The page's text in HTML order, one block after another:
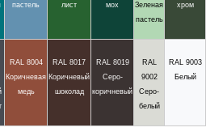
пастель
лист
мох
Зеленая
пастель
хром
RAL 8004
Коричневая
медь
RAL 8017
Коричневый
шоколад
RAL 8019
Серо-
коричневый
RAL
9002
Серо-
белый
RAL 9003
Белый